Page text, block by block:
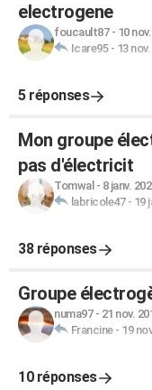
electrogene
foucault87- 10
Icare95- 13
5 réponses
Mon groupe
pas d'électricit
Tomwal - 8 janv.
labricole47- 19
38 réponses
Groupe
numa97- 21 nov.
Francine- 19
10 réponses